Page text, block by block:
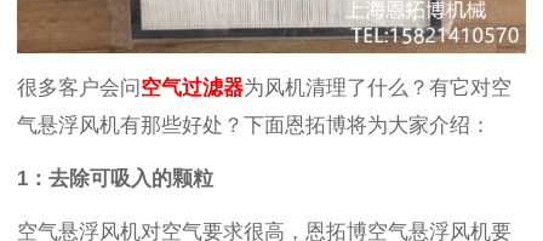
很多客户会问空气过滤器为风机清理了什么？有它对空
气悬浮风机有那些好处？下面恩拓博将为大家介绍：
1：去除可吸入的颗粒
空气悬浮风机对空气要求很高，恩拓博空气悬浮风机要